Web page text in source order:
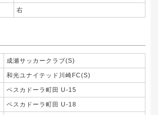
右
成瀬サッカークラブ(S)
和光ユナイテッド川崎FC(S)
ペスカドーラ町田 U-15
ペスカドーラ町田 U-18